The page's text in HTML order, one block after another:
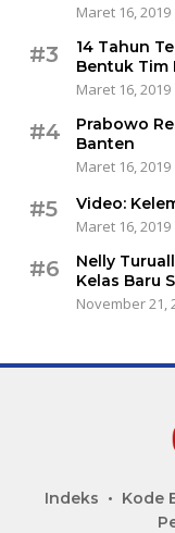
Maret 16, 2019
#3
14 Tahun
Bentuk Tim
Maret 16, 2019
#4
Prabowo
Banten
Maret 16, 2019
#5
Video:
Maret 16, 2019
#6
Nelly
Kelas Baru
November 21,
Indeks Kode